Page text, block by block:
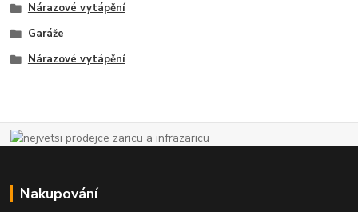
Nárazové vytápění
Garáže
Nárazové vytápění
Nakupování